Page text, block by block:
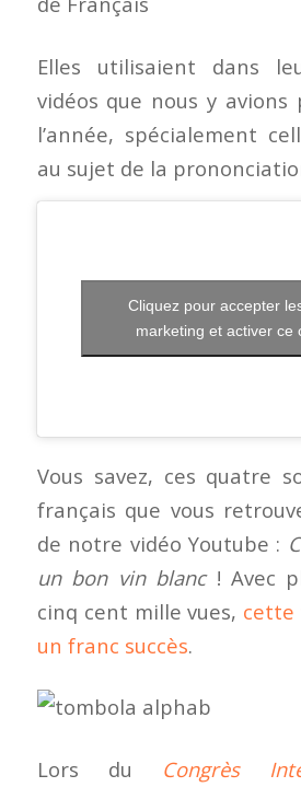
Elles utilisaient dans
vidéos que nous y
l’année, spécialement
au sujet de la
Cliquez pour accepter
marketing et activer ce
Vous savez, ces quatre
français que vous
de notre vidéo Youtube :
un bon vin blanc ! Avec
cinq cent mille vues, cette
un franc succès.
Lors du Congrès